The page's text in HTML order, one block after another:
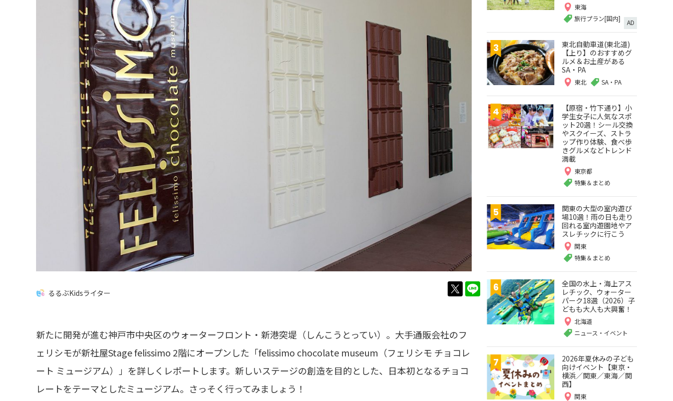
るるぶKidsライター twitter LINE
新たに開発が進む神戸市中央区のウォーターフロント・新港突堤（しんこうとってい）。大手通販会社のフ
ェリシモが新社屋Stage felissimo 2階にオープンした「felissimo chocolate museum（フェリシモ チョコレ
ート ミュージアム）」を詳しくレポートします。新しいステージの創造を目的とした、日本初となるチョコ
レートをテーマとしたミュージアム。さっそく行ってみましょう！
東海
旅行プラン[国内]
AD
東北自動車道(東北道)
【上り】のおすすめグ
ルメ＆お土産がある
SA・PA
東北 SA・PA
【原宿・竹下通り】小
学生女子に人気なスポ
ット20選！シール交換
やスクイーズ、ストラ
ップ作り体験、食べ歩
きグルメなどトレンド
満載
東京都
特集＆まとめ
関東の大型の室内遊び
場10選！雨の日も走り
回れる室内遊園地やア
スレチックに行こう
関東
特集＆まとめ
全国の水上・海上アス
レチック、ウォーター
パーク18選（2026）子
どもも大人も大興奮！
北海道
ニュース・イベント
2026年夏休みの子ども
向けイベント【東京・
横浜／関東／東海／関
西】
関東